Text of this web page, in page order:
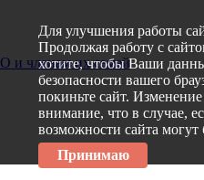
и членам их семей
Для улучшения работы
Продолжая работу с
хотите, чтобы Ваши
безопасности вашего
покиньте сайт.
внимание, что в случае,
возможности сайта
Принимаю